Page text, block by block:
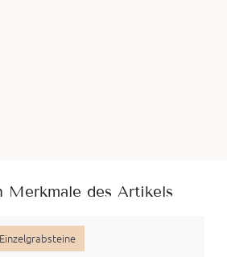
Merkmale des Artikels
Einzelgrabsteine